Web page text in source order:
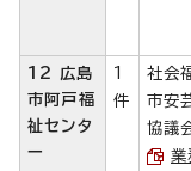
12 広島
市阿戸福
祉センタ
ー
1
件
社会
市安
協議
業